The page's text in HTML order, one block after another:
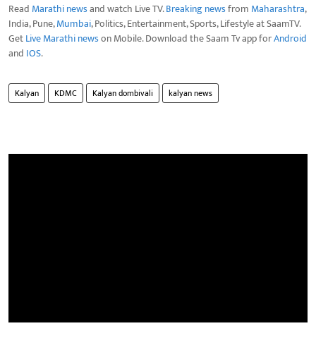
Read Marathi newsand watch Live TV.Breaking newsfrom Maharashtra,
India, Pune,Mumbai, Politics, Entertainment, Sports, Lifestyle at SaamTV.
GetLive Marathi newson Mobile. Download the Saam Tv app forAndroid
and IOS.
Kalyan KDMC Kalyan dombivali kalyan news